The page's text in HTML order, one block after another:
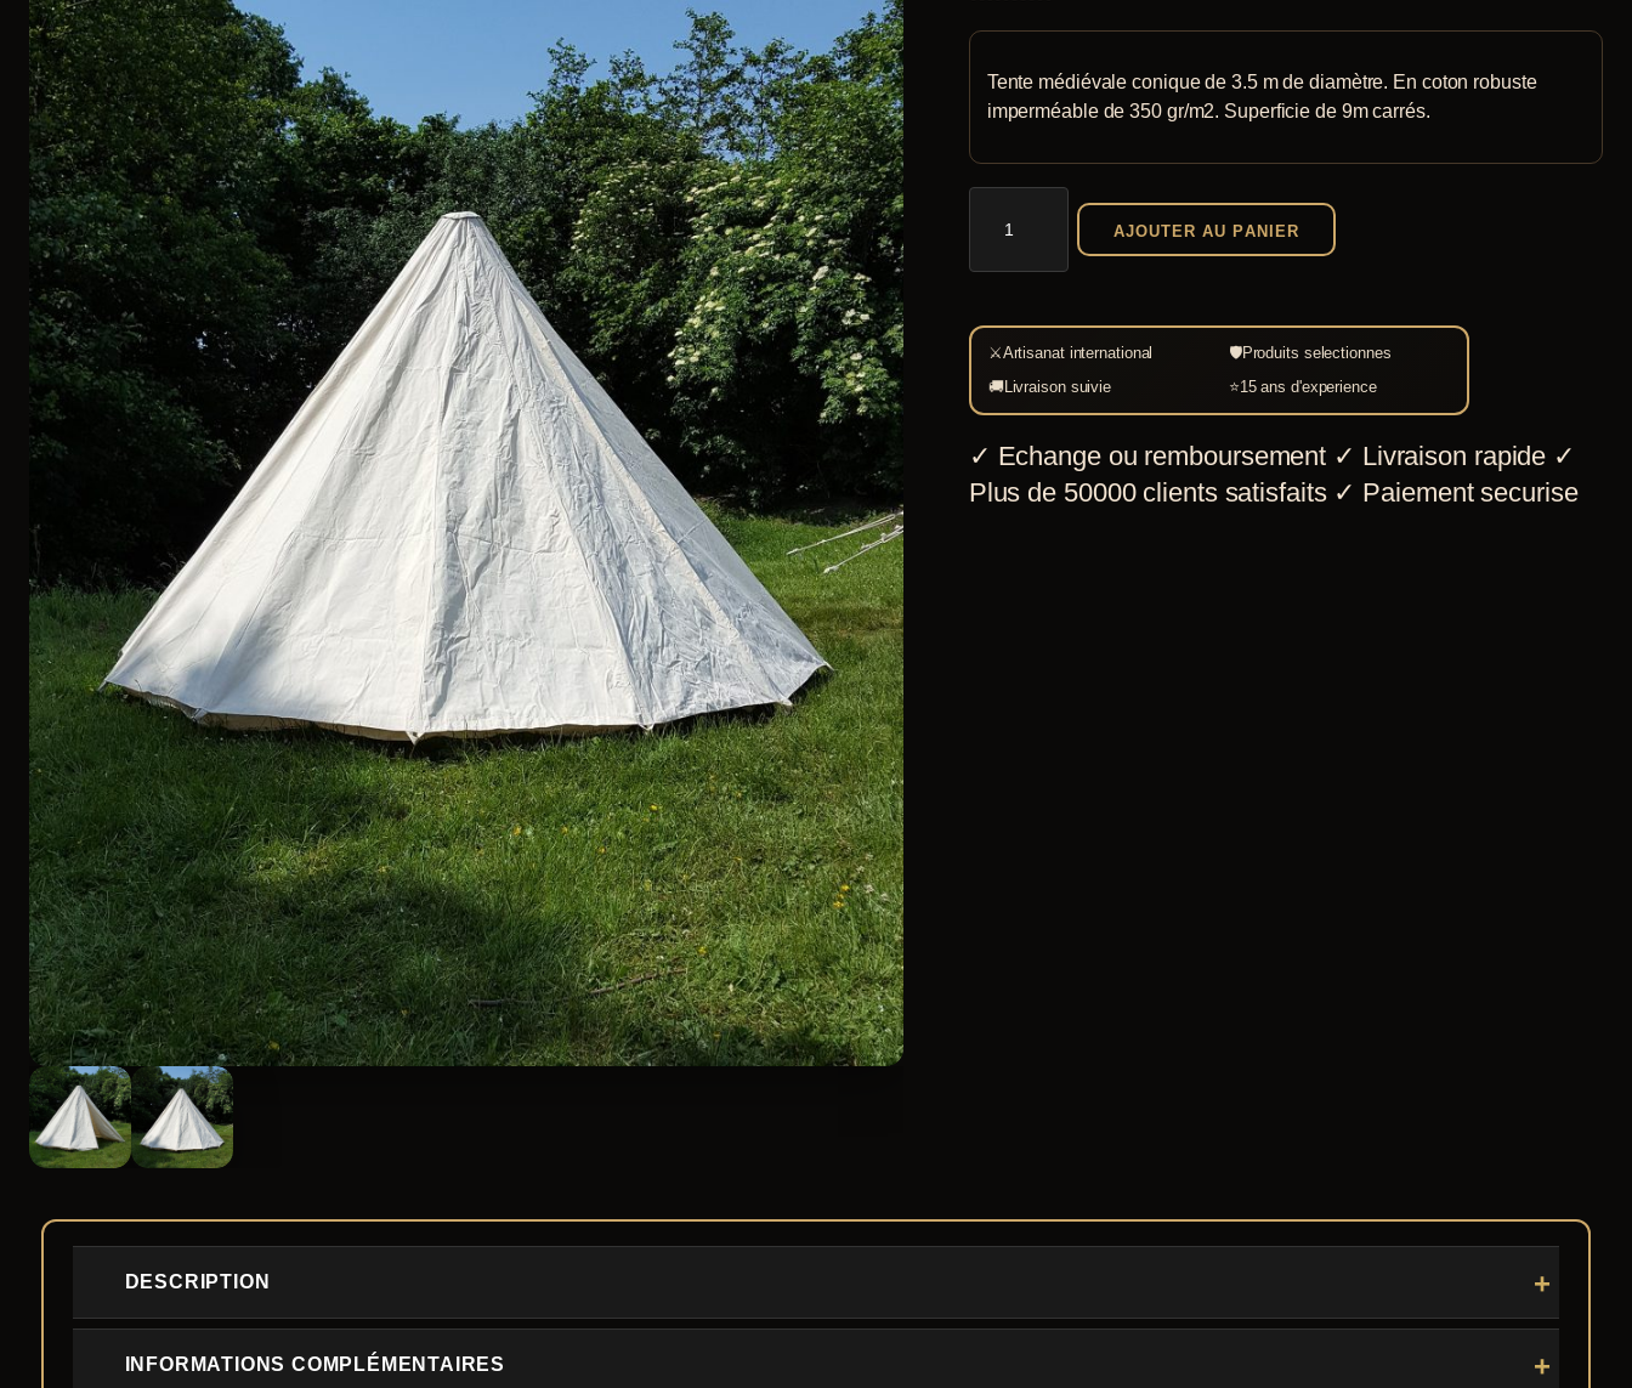
client
Tente médiévale conique de 3.5 m de diamètre. En coton robuste
imperméable de 350 gr/m2. Superficie de 9m carrés.
Poivrière
conique
AJOUTER AU PANIER
⚔Artisanat international 🛡Produits selectionnes
🚚Livraison suivie ⭐15 ans d'experience
✓ Echange ou remboursement ✓ Livraison rapide ✓
Plus de 50000 clients satisfaits ✓ Paiement securise
DESCRIPTION
INFORMATIONS COMPLÉMENTAIRES